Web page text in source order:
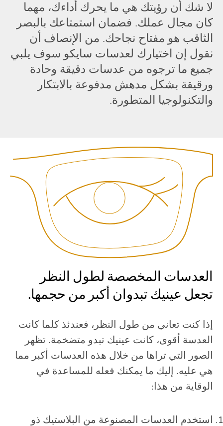
لا شك أن رؤيتك هي ما يحرك أداءك، مهما
كان مجال عملك. فضمان استمتاعك بالبصر
الثاقب هو مفتاح نجاحك. من الإنصاف أن
نقول إن اختيارك لعدسات سايكو سوف يلبي
جميع ما ترجوه من عدسات دقيقة وحادة
ورقيقة بشكل مدهش مدفوعة بالابتكار
والتكنولوجيا المتطورة.
العدسات المخصصة لطول النظر
تجعل عينيك تبدوان أكبر من حجمها.
إذا كنت تعاني من طول النظر، فعندئذ كلما كانت
العدسة أقوى، كانت عينيك تبدو متضخمة. تظهر
الصور التي تراها من خلال هذه العدسات أكبر مما
هي عليه. إليك ما يمكنك فعله للمساعدة في
الوقاية من هذا:
استخدم العدسات المصنوعة من البلاستيك ذو